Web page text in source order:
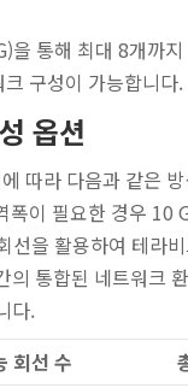
을 통해 최대 8개까
구성이 가능합니다.
옵션
따라 다음과 같은
이 필요한 경우 10
을 활용하여 테라
의 통합된 네트워크
다.
회선 수